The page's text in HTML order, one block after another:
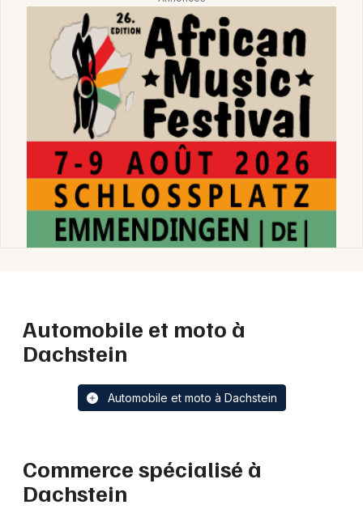
67 - Bas-Rhin
Choisir mes départements
Mon email
Je m'abonne
Automobile et moto à
Dachstein
Automobile et moto à Dachstein
Commerce spécialisé à
Dachstein